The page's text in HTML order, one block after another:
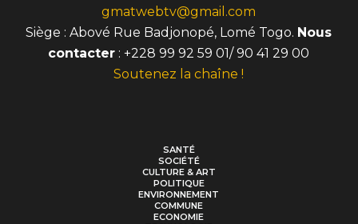
gmatwebtv@gmail.com
Siège : Abové Rue Badjonopé, Lomé Togo. Nous
contacter : +228 99 92 59 01/ 90 41 29 00
Soutenez la chaîne !
SANTÉ
SOCIÉTÉ
CULTURE & ART
POLITIQUE
ENVIRONNEMENT
COMMUNE
ECONOMIE